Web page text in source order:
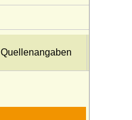
Quellenangaben